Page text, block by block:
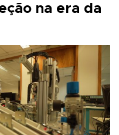
na era da